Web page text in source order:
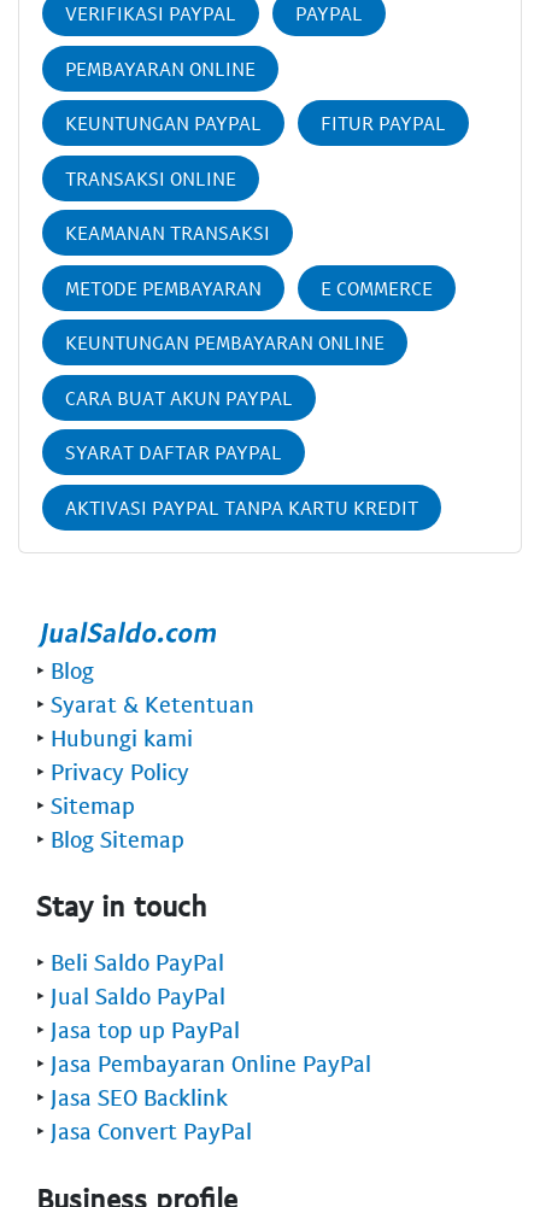
VERIFIKASI PAYPAL PAYPAL
PEMBAYARAN ONLINE
KEUNTUNGAN PAYPAL FITUR PAYPAL
TRANSAKSI ONLINE
KEAMANAN TRANSAKSI
METODE PEMBAYARAN E COMMERCE
KEUNTUNGAN PEMBAYARAN ONLINE
CARA BUAT AKUN PAYPAL
SYARAT DAFTAR PAYPAL
AKTIVASI PAYPAL TANPA KARTU KREDIT
‣ Blog
‣ Syarat & Ketentuan
‣ Hubungi kami
‣ Privacy Policy
‣ Sitemap
‣ Blog Sitemap
Stay in touch
‣ Beli Saldo PayPal
‣ Jual Saldo PayPal
‣ Jasa top up PayPal
‣ Jasa Pembayaran Online PayPal
‣ Jasa SEO Backlink
‣ Jasa Convert PayPal
Business profile